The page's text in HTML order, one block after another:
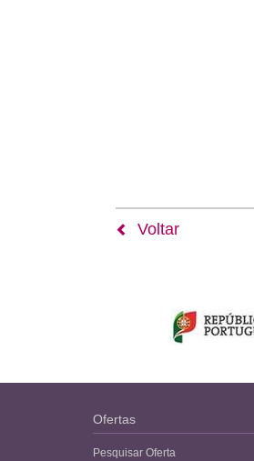
Voltar
Ofertas
Pesquisar Oferta